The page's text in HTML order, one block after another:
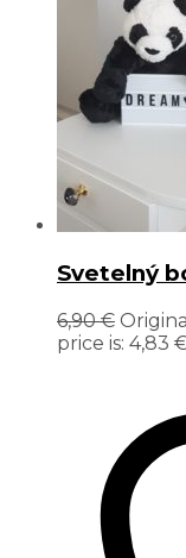
Svetelný
6,90€
price is: 4,83